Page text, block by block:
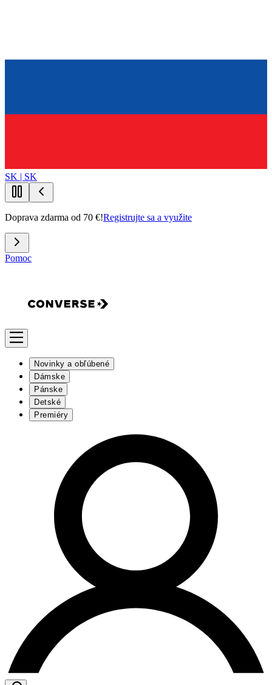
SK | SK
Doprava zdarma od 70 €!Registrujte sa a využite
Pomoc
Novinky a obľúbené
Dámske
Pánske
Detské
Premiéry